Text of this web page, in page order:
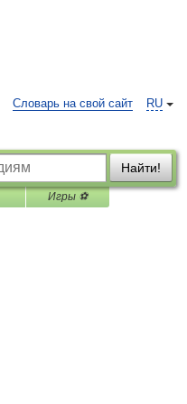
RU
Словарь на свой сайт
Найти!
Игры ⚽